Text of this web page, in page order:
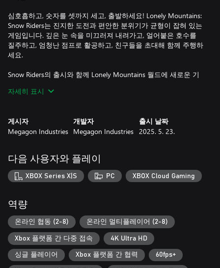
심호흡하고, 숫자를 셋까지 세고, 출발하세요! Lonely Mountains:
Snow Riders는 진지한 도전과 편안한 분위기가 균형이 잡혀 있는
게임입니다. 깊은 눈 속을 미끄러져 내려가고, 얼어붙은 호수를
질주하고, 엄청난 점프로 활공하고, 친구들을 초대해 함께 주행하
세요.
Snow Riders의 출시와 함께 Lonely Mountains 월드에 새로운 기
드에서 팀으로 산을 타고 내려가며 한정된 수의 체크포인트를 신
랫폼 크로스플레이가 가능합니다.
기를 선보이거나 최고 기록을 경신하여 순위표에 이름을 올리세
요. 슬로프를 탐색하면서 많은 사람들이 오가지 않은 지름길을 탈
수도 있죠. 플레이하면서 새로운 장비, 의상, 트릭을 잠금 해제하
세요!
Lonely Mountains: Snow Riders는 도전 정신을 자극하는 모험을
원하는 사람이나 친구와 함께 여유로운 휴가를 즐기고 싶은 사람
등 모두에게 완벽한 겨울 휴양지입니다.
자세히 표시
게시자
Megagon Industries
개발자
Megagon Industries
출시 날짜
2025. 5. 23.
다음 사용자와 플레이
XBOX Series X|S PC XBOX Cloud Gaming
역량
온라인 협동 (2-8) 온라인 멀티플레이어 (2-8)
Xbox 플랫폼 간 다중 접속 4K Ultra HD
싱글 플레이어 Xbox 플랫폼 간 협력 60fps+